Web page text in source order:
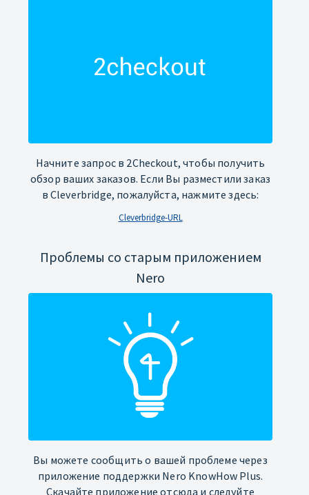
Начните запрос в 2Checkout, чтобы получить
обзор ваших заказов. Если Вы разместили заказ
в Cleverbridge, пожалуйста, нажмите здесь:
Cleverbridge-URL
Проблемы со старым приложением
Nero
Вы можете сообщить о вашей проблеме через
приложение поддержки Nero KnowHow Plus.
Скачайте приложение отсюда и следуйте